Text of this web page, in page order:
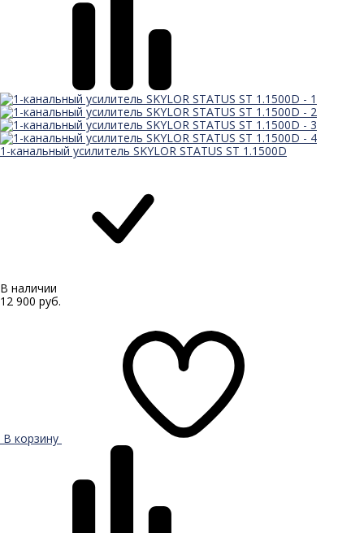
1-канальный усилитель SKYLOR STATUS ST 1.1500D
В наличии
12 900 руб.
В корзину